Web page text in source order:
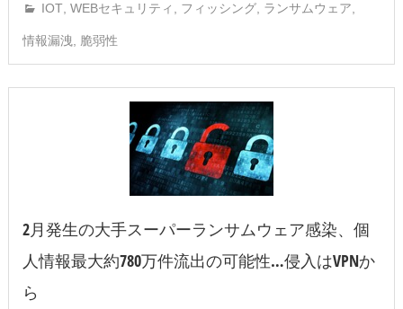
IOT, WEBセキュリティ フィッシング, ランサムウェア
情報漏洩 脆弱性
2月発生の大手スーパーランサムウェア感染、個
人情報最大約780万件流出の可能性…侵入はVPNか
ら